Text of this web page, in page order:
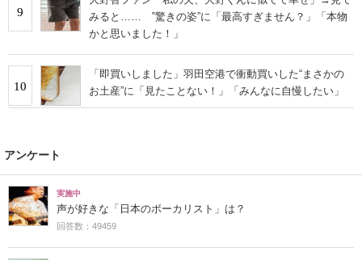
9
みると…… ‟驚きの姿”に「最高すぎません？」「本物
かと思いました！」
10
「即買いしました」羽田空港で衝動買いした“まさかの
お土産”に「見たことない！」「みんなに自慢したい」
アンケート
実施中
声が好きな「日本のボーカリスト」は？
回答数：49459